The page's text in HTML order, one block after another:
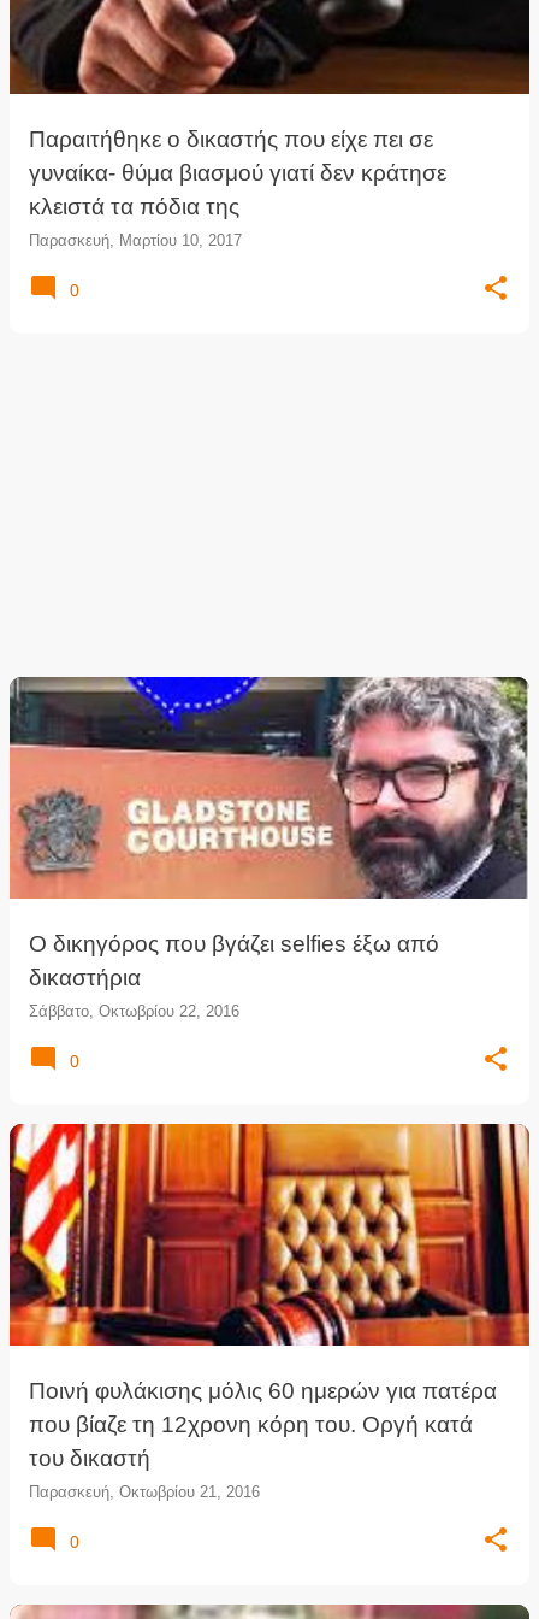
ή
Παραιτήθηκε ο δικαστής που είχε πει σε
γυναίκα- θύμα βιασμού γιατί δεν κράτησε
κλειστά τα πόδια της
Παρασκευή, Μαρτίου 10, 2017
0
Ο δικηγόρος που βγάζει selfies έξω από
δικαστήρια
Σάββατο, Οκτωβρίου 22, 2016
0
Ποινή φυλάκισης μόλις 60 ημερών για πατέρα
που βίαζε τη 12χρονη κόρη του. Οργή κατά
του δικαστή
Παρασκευή, Οκτωβρίου 21, 2016
0